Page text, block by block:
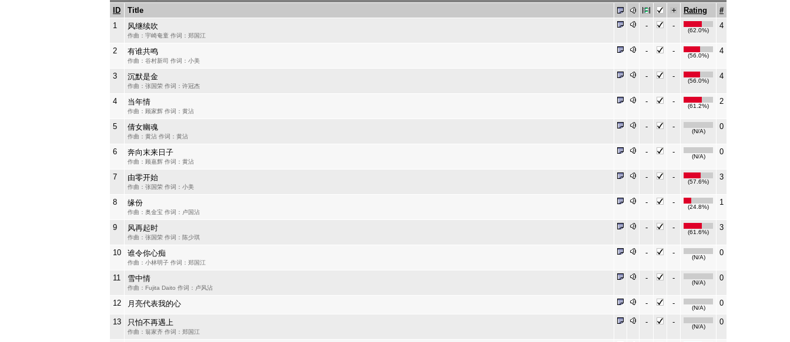
ID Title Rating
#
1
风继续吹
作曲：宇崎奄童 作词：郑国江
- -
(62.0%)
4
2 有谁共鸣
作曲：谷村新司 作词：小美
- -
(56.0%)
4
3 沉默是金
作曲：张国荣 作词：许冠杰
- -
(56.0%)
4
4 当年情
作曲：顾家辉 作词：黄沾
- -
(61.2%)
2
5 倩女幽魂
作曲：黄沾 作词：黄沾
- -
(N/A)
0
6 奔向末来日子
作曲：顾嘉辉 作词：黄沾
- -
(N/A)
0
7 由零开始
作曲：张国荣 作词：小美
- -
(57.6%)
3
8 缘份
作曲：奥金宝 作词：卢国沾
- -
(24.8%)
1
9 风再起时
作曲：张国荣 作词：陈少琪
- -
(61.6%)
3
10 谁令你心痴
作曲：小林明子 作词：郑国江
- -
(N/A)
0
11 雪中情
作曲：Fujita Daito 作词：卢风沾
- -
(N/A)
0
12 月亮代表我的心 - -
(N/A)
0
13 只怕不再遇上
作曲：翁家齐 作词：郑国江
- -
(N/A)
0